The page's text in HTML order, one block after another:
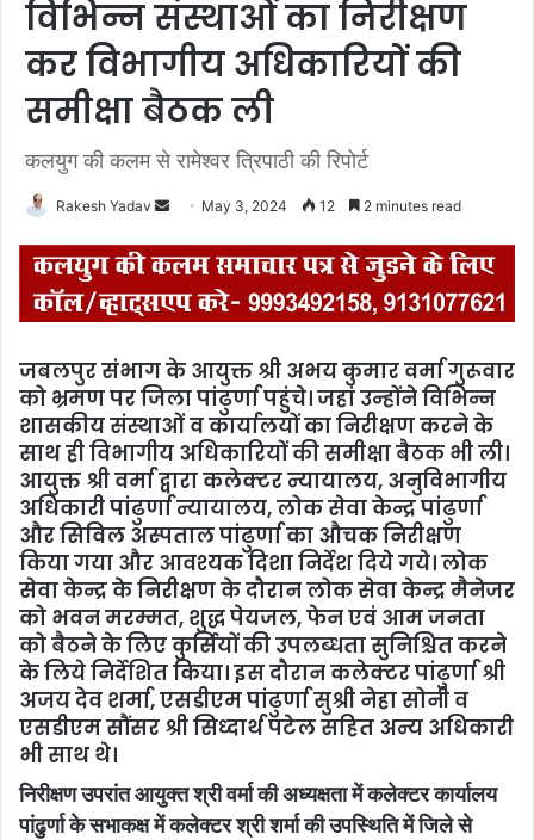
विभिन्न संस्थाओं का निरीक्षण
कर विभागीय अधिकारियों की
समीक्षा बैठक ली
कलयुग की कलम से रामेश्वर त्रिपाठी की रिपोर्ट
Rakesh Yadav
n
d
a
e
m
a
i
l
May 3, 2024 12 2 minutes read
जबलपुर संभाग के आयुक्त श्री अभय कुमार वर्मा गुरूवार
को भ्रमण पर जिला पांढुर्णा पहुंचे। जहां उन्होंने विभिन्न
शासकीय संस्थाओं व कार्यालयों का निरीक्षण करने के
साथ ही विभागीय अधिकारियों की समीक्षा बैठक भी ली।
आयुक्त श्री वर्मा द्वारा कलेक्टर न्यायालय, अनुविभागीय
अधिकारी पांढुर्णा न्यायालय, लोक सेवा केन्द्र पांढुर्णा
और सिविल अस्पताल पांढुर्णा का औचक निरीक्षण
किया गया और आवश्यक दिशा निर्देश दिये गये। लोक
सेवा केन्द्र के निरीक्षण के दौरान लोक सेवा केन्द्र मैनेजर
को भवन मरम्मत, शुद्ध पेयजल, फेन एवं आम जनता
को बैठने के लिए कुर्सियों की उपलब्धता सुनिश्चित करने
के लिये निर्देशित किया। इस दौरान कलेक्टर पांढुर्णा श्री
अजय देव शर्मा, एसडीएम पांढुर्णा सुश्री नेहा सोनी व
एसडीएम सौंसर श्री सिध्दार्थ पटेल सहित अन्य अधिकारी
भी साथ थे।
निरीक्षण उपरांत आयुक्त श्री वर्मा की अध्यक्षता में कलेक्टर कार्यालय
पांढुर्णा के सभाकक्ष में कलेक्टर श्री शर्मा की उपस्थिति में जिले से